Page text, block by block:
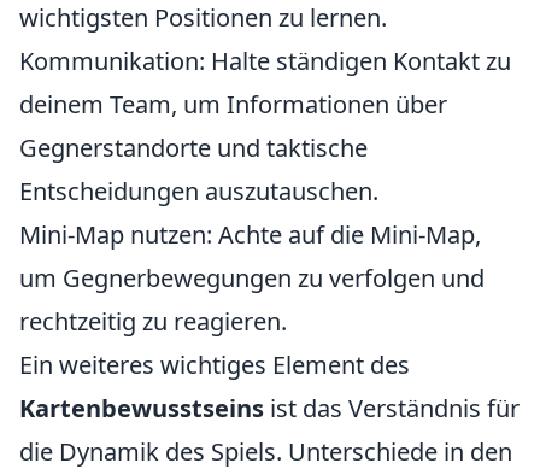
wichtigsten Positionen zu lernen.
Kommunikation: Halte ständigen Kontakt zu
deinem Team, um Informationen über
Gegnerstandorte und taktische
Entscheidungen auszutauschen.
Mini-Map nutzen: Achte auf die Mini-Map,
um Gegnerbewegungen zu verfolgen und
rechtzeitig zu reagieren.
Ein weiteres wichtiges Element des
Kartenbewusstseins ist das Verständnis für
die Dynamik des Spiels. Unterschiede in den